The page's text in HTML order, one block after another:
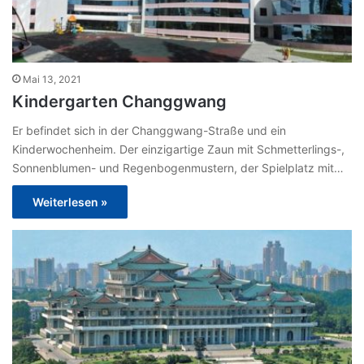
Mai 13, 2021
Kindergarten Changgwang
Er befindet sich in der Changgwang-Straße und ein
Kinderwochenheim. Der einzigartige Zaun mit Schmetterlings-,
Sonnenblumen- und Regenbogenmustern, der Spielplatz mit…
Weiterlesen »